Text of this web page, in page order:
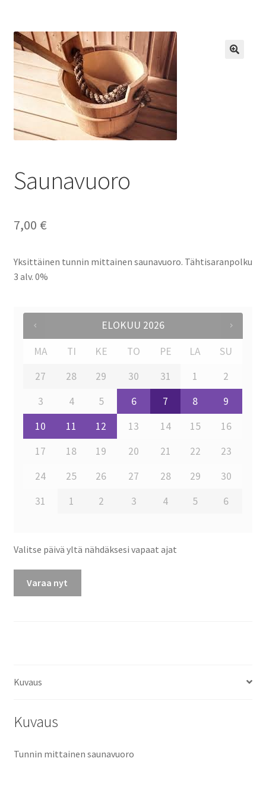
Saunavuoro
7,00 €
Yksittäinen tunnin mittainen saunavuoro. Tähtisaranpolku
3 alv. 0%
ELOKUU 2026
MA
TI KE TO PE LA
SU
27
28 29 30 31 1
2
3
4 5 6 7 8
9
10
11 12 13 14 15
16
17
18 19 20 21 22
23
24
25 26 27 28 29
30
31
1 2 3 4 5 6
Valitse päivä yltä nähdäksesi vapaat ajat
Varaa nyt
Kuvaus
Kuvaus
Tunnin mittainen saunavuoro